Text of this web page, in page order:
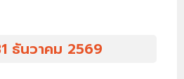
ธันวาคม 2569